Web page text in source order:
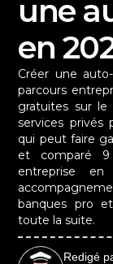
une
en
Créer une
parcours
gratuites sur le
services privés
qui peut faire
et comparé
entreprise
banques pro
toute la suite.
Redigé